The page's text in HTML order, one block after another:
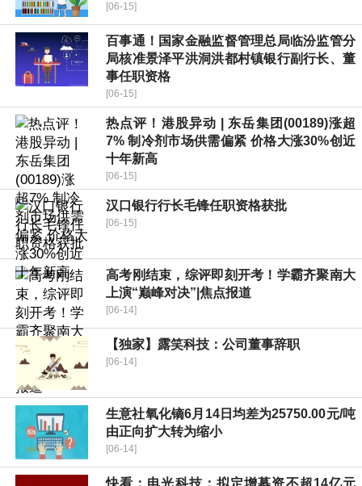
[06-15]
百事通！国家金融监督管理总局临汾监管分
局核准景泽平洪洞洪都村镇银行副行长、董
事任职资格
[06-15]
热点评！港股异动 | 东岳集团(00189)涨超
7% 制冷剂市场供需偏紧 价格大涨30%创近
十年新高
[06-15]
汉口银行行长毛锋任职资格获批
[06-15]
高考刚结束，综评即刻开考！学霸齐聚南大
上演“巅峰对决”|焦点报道
[06-14]
【独家】露笑科技：公司董事辞职
[06-14]
生意社氧化镝6月14日均差为25750.00元/吨
由正向扩大转为缩小
[06-14]